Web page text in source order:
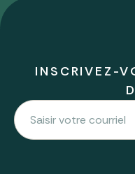
INSCRIVEZ-